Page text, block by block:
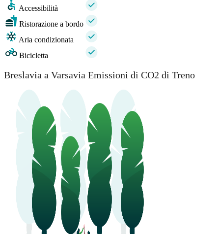
Accessibilità
Ristorazione a bordo
Aria condizionata
Bicicletta
Breslavia a Varsavia Emissioni di CO2 di Treno